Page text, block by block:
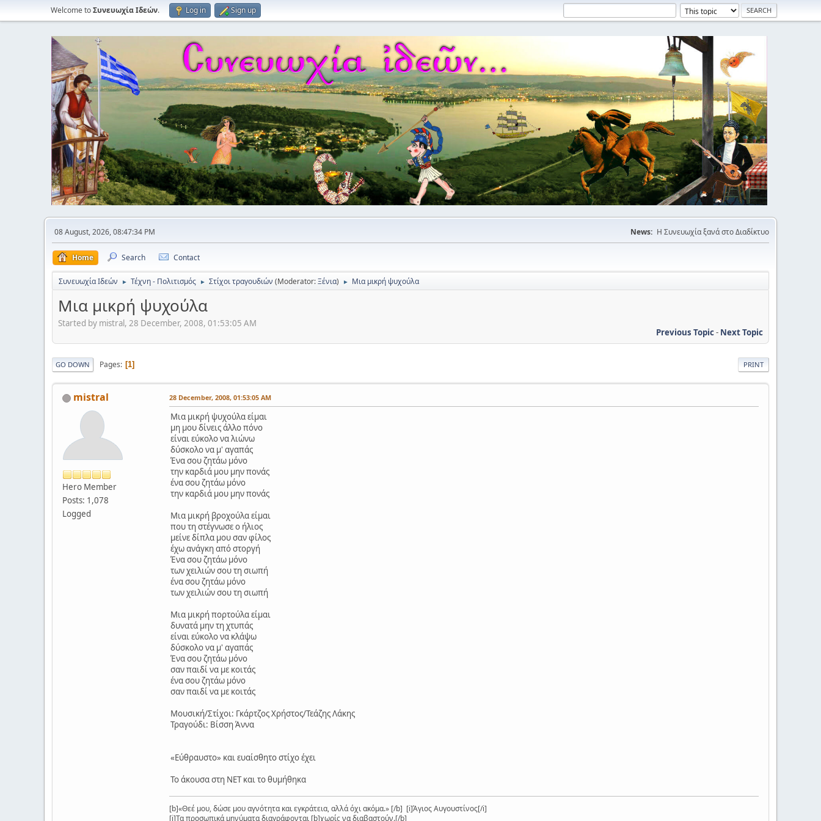
Welcome toΣυνευωχία Ιδεών. Log in Sign up
08 August, 2026, 08:47:34 PM News: Η Συνευωχία ξανά στο Διαδίκτυο
Home Search Contact
Συνευωχία Ιδεών ► Τέχνη - Πολιτισμός ► Στίχοι τραγουδιών (Moderator:Ξένια) ► Μια μικρή ψυχούλα
Μια μικρή ψυχούλα
Started by mistral, 28 December, 2008, 01:53:05 AM
Previous Topic- Next Topic
PRINT
GO DOWN Pages 1
mistral
Hero Member
Posts: 1,078
Logged
28 December, 2008, 01:53:05 AM
Μια μικρή ψυχούλα είμαι
μη μου δίνεις άλλο πόνο
είναι εύκολο να λιώνω
δύσκολο να μ' αγαπάς
Ένα σου ζητάω μόνο
την καρδιά μου μην πονάς
ένα σου ζητάω μόνο
την καρδιά μου μην πονάς
Μια μικρή βροχούλα είμαι
που τη στέγνωσε ο ήλιος
μείνε δίπλα μου σαν φίλος
έχω ανάγκη από στοργή
Ένα σου ζητάω μόνο
των χειλιών σου τη σιωπή
ένα σου ζητάω μόνο
των χειλιών σου τη σιωπή
Μια μικρή πορτούλα είμαι
δυνατά μην τη χτυπάς
είναι εύκολο να κλάψω
δύσκολο να μ' αγαπάς
Ένα σου ζητάω μόνο
σαν παιδί να με κοιτάς
ένα σου ζητάω μόνο
σαν παιδί να με κοιτάς
Μουσική/Στίχοι: Γκάρτζος Χρήστος/Τεάζης Λάκης
Τραγούδι: Βίσση Άννα
«Εύθραυστο» και ευαίσθητο στίχο έχει
Το άκουσα στη ΝΕΤ και το θυμήθηκα
[b]«Θεέ μου, δώσε μου αγνότητα και εγκράτεια, αλλά όχι ακόμα.» [/b] [i]Άγιος Αυγουστίνος[/i]
[i]Τα προσωπικά μηνύματα διαγράφονται [b]χωρίς να διαβαστούν.[/b]